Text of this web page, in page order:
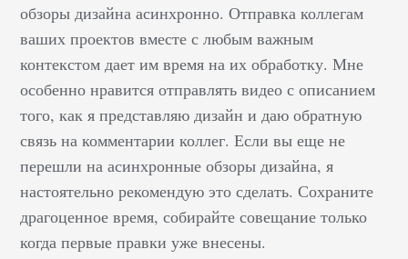
обзоры дизайна асинхронно. Отправка коллегам
ваших проектов вместе с любым важным
контекстом дает им время на их обработку. Мне
особенно нравится отправлять видео с описанием
того, как я представляю дизайн и даю обратную
связь на комментарии коллег. Если вы еще не
перешли на асинхронные обзоры дизайна, я
настоятельно рекомендую это сделать. Сохраните
драгоценное время, собирайте совещание только
когда первые правки уже внесены.